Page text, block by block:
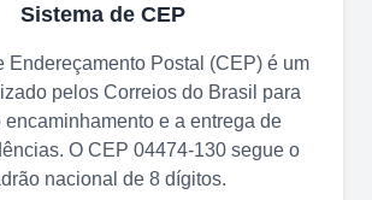
Sistema de CEP
Endereçamento Postal (CEP) é um
pelos Correios do Brasil para
encaminhamento e a entrega de
O CEP 04474-130segue o
nacional de 8 dígitos.